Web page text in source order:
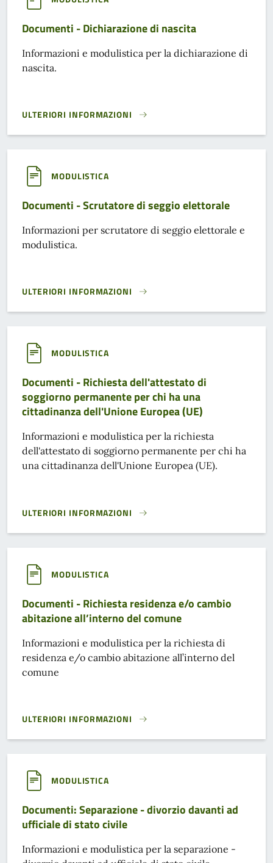
Documenti - Dichiarazione di nascita
Informazioni e modulistica per la dichiarazione di
nascita.
ULTERIORI INFORMAZIONI
DOCUMENTI - DICHIARAZIONE DI NASCITA}
MODULISTICA
Documenti - Scrutatore di seggio elettorale
Informazioni per scrutatore di seggio elettorale e
modulistica.
ULTERIORI INFORMAZIONI
DOCUMENTI - SCRUTATORE DI SEGGIO ELETTORALE}
MODULISTICA
Documenti - Richiesta dell'attestato di
soggiorno permanente per chi ha una
cittadinanza dell'Unione Europea (UE)
Informazioni e modulistica per la richiesta
dell'attestato di soggiorno permanente per chi ha
una cittadinanza dell'Unione Europea (UE).
ULTERIORI INFORMAZIONI
DOCUMENTI - RICHIESTA DELL'ATTESTATO DI SOGGIORNO
MODULISTICA
Documenti - Richiesta residenza e/o cambio
abitazione all’interno del comune
Informazioni e modulistica per la richiesta di
residenza e/o cambio abitazione all’interno del
comune
ULTERIORI INFORMAZIONI
DOCUMENTI - RICHIESTA RESIDENZA E/O CAMBIO
MODULISTICA
Documenti: Separazione - divorzio davanti ad
ufficiale di stato civile
Informazioni e modulistica per la separazione -